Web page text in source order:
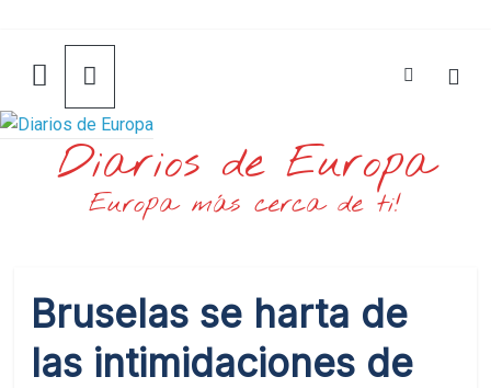
contenido
Diarios de Europa
Europa más cerca de ti!
Bruselas se harta de
las intimidaciones de